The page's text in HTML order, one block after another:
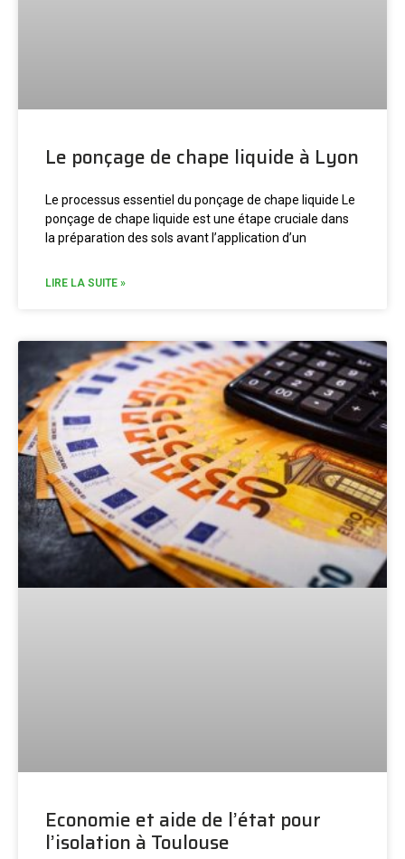
Le ponçage de chape liquide à Lyon
Le processus essentiel du ponçage de chape liquide Le
ponçage de chape liquide est une étape cruciale dans
la préparation des sols avant l’application d’un
LIRE LA SUITE »
Economie et aide de l’état pour
l’isolation à Toulouse